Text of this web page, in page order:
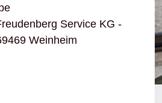
Service KG -
Weinheim